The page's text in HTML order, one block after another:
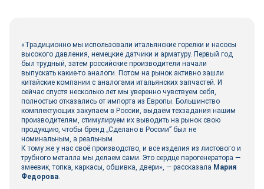
«Традиционно мы использовали итальянские горелки и насосы
высокого давления, немецкие датчики и арматуру. Первый год
был трудный, затем российские производители начали
выпускать какие-то аналоги. Потом на рынок активно зашли
китайские компании с аналогами итальянских запчастей. И
сейчас спустя несколько лет мы уверенно чувствуем себя,
полностью отказались от импорта из Европы. Большинство
комплектующих закупаем в России, выдаём техзадания нашим
производителям, стимулируем их выводить на рынок свою
продукцию, чтобы бренд „Сделано в России” был не
номинальным, а реальным.
К тому же у нас своё производство, и все изделия из листового и
трубного металла мы делаем сами. Это сердце парогенератора ―
змеевик, топка, каркасы, обшивка, двери», ― рассказала Мария
Федорова.